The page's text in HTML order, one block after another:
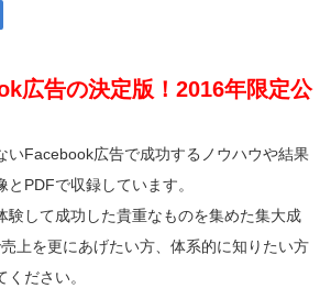
広告の決定版！2016年限定公
いFacebook広告で成功するノウハウや結果
PDFで収録しています。
験して成功した貴重なものを集めた集大成
上を更にあげたい方、体系的に知りたい方
ださい。